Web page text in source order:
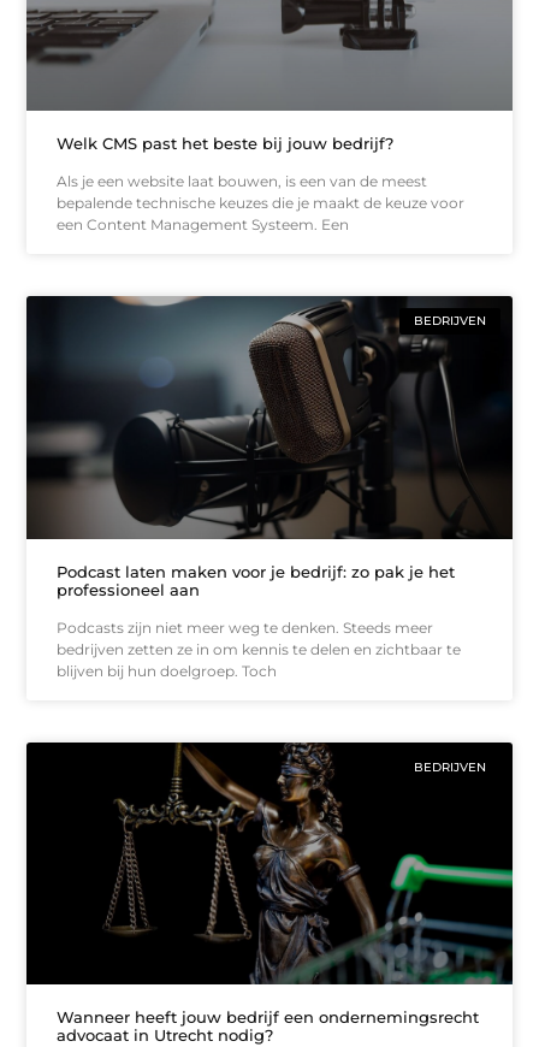
Welk CMS past het beste bij jouw bedrijf?
Als je een website laat bouwen, is een van de meest
bepalende technische keuzes die je maakt de keuze voor
een Content Management Systeem. Een
BEDRIJVEN
Podcast laten maken voor je bedrijf: zo pak je het
professioneel aan
Podcasts zijn niet meer weg te denken. Steeds meer
bedrijven zetten ze in om kennis te delen en zichtbaar te
blijven bij hun doelgroep. Toch
BEDRIJVEN
Wanneer heeft jouw bedrijf een ondernemingsrecht
advocaat in Utrecht nodig?